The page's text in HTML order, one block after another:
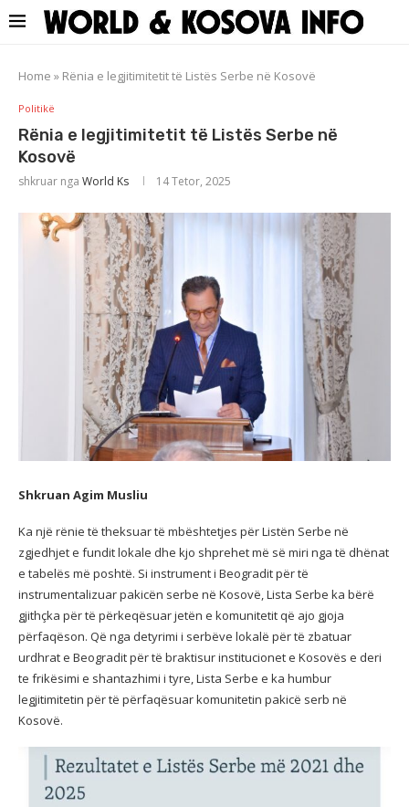
Home » Rënia e legjitimitetit të Listës Serbe në Kosovë
Politikë
Rënia e legjitimitetit të Listës Serbe në
Kosovë
shkruar nga World Ks 14 Tetor, 2025
Shkruan Agim Musliu
Ka një rënie të theksuar të mbështetjes për Listën Serbe në
zgjedhjet e fundit lokale dhe kjo shprehet më së miri nga të dhënat
e tabelës më poshtë. Si instrument i Beogradit për të
instrumentalizuar pakicën serbe në Kosovë, Lista Serbe ka bërë
gjithçka për të përkeqësuar jetën e komunitetit që ajo gjoja
përfaqëson. Që nga detyrimi i serbëve lokalë për të zbatuar
urdhrat e Beogradit për të braktisur institucionet e Kosovës e deri
te frikësimi e shantazhimi i tyre, Lista Serbe e ka humbur
legjitimitetin për të përfaqësuar komunitetin pakicë serb në
Kosovë.